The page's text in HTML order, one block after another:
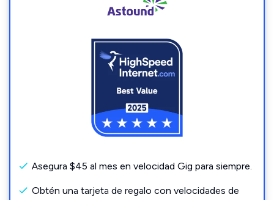
Asegura $45 al mes en velocidad Gig para siempre.
Obtén una tarjeta de regalo con velocidades de